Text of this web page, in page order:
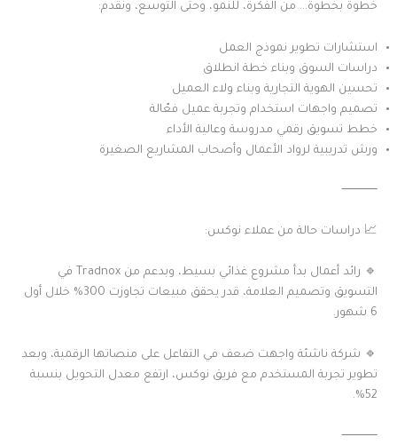
خطوة بخطوة… من الفكرة، للنمو، وحتى التوسع، ونقدم:
استشارات تطوير نموذج العمل
دراسات السوق وبناء خطة انطلاق
تحسين الهوية التجارية وبناء ولاء العميل
تصميم واجهات استخدام وتجربة عميل فعّالة
خطط تسويق رقمي مدروسة وعالية الأداء
ورش تدريبية لرواد الأعمال وأصحاب المشاريع الصغيرة
⸻
📈 دراسات حالة من عملاء نوكس:
🔹 رائد أعمال بدأ مشروع غذائي بسيط، وبدعم من Tradnox في
التسويق وتصميم العلامة، قدر يحقق مبيعات تجاوزت 300% خلال أول
6 شهور.
🔹 شركة ناشئة واجهت ضعف في التفاعل على منصاتها الرقمية، وبعد
تطوير تجربة المستخدم مع فريق نوكس، ارتفع معدل التحويل بنسبة
52%.
⸻